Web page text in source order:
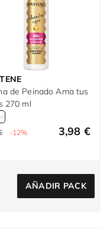
de Peinado Ama tus
270 ml
-12% 3,98 €
AÑADIR PACK